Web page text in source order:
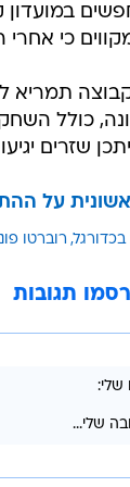
במועדון
כי אחרי
תמריא
כולל
שזרים
על
רוברטו
תגובות